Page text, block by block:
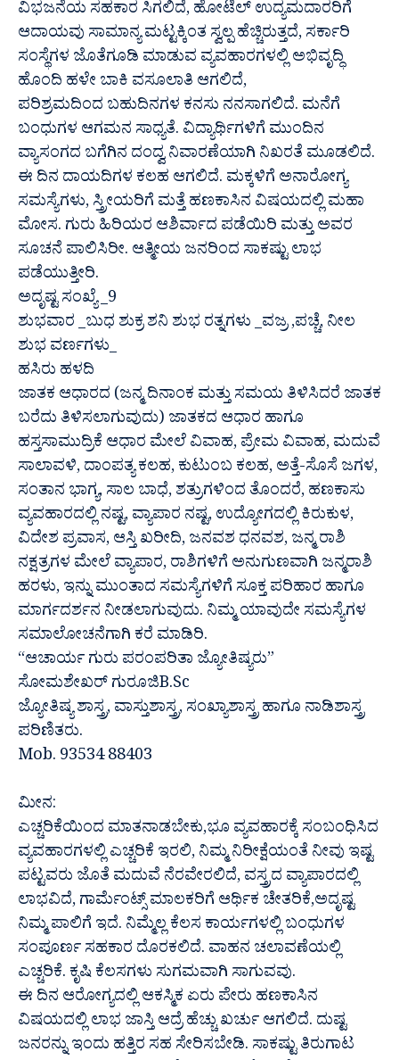
ವಿಭಜನೆಯ ಸಹಕಾರ ಸಿಗಲಿದೆ, ಹೋಟೆಲ್ ಉದ್ಯಮದಾರರಿಗೆ
ಆದಾಯವು ಸಾಮಾನ್ಯ ಮಟ್ಟಕ್ಕಿಂತ ಸ್ವಲ್ಪ ಹೆಚ್ಚಿರುತ್ತದೆ, ಸರ್ಕಾರಿ
ಸಂಸ್ಥೆಗಳ ಜೊತೆಗೂಡಿ ಮಾಡುವ ವ್ಯವಹಾರಗಳಲ್ಲಿ ಅಭಿವೃದ್ಧಿ
ಹೊಂದಿ ಹಳೇ ಬಾಕಿ ವಸೂಲಾತಿ ಆಗಲಿದೆ,
ಪರಿಶ್ರಮದಿಂದ ಬಹುದಿನಗಳ ಕನಸು ನನಸಾಗಲಿದೆ. ಮನೆಗೆ
ಬಂಧುಗಳ ಆಗಮನ ಸಾಧ್ಯತೆ. ವಿದ್ಯಾರ್ಥಿಗಳಿಗೆ ಮುಂದಿನ
ವ್ಯಾಸಂಗದ ಬಗೆಗಿನ ದಂದ್ವ ನಿವಾರಣೆಯಾಗಿ ನಿಖರತೆ ಮೂಡಲಿದೆ.
ಈ ದಿನ ದಾಯದಿಗಳ ಕಲಹ ಆಗಲಿದೆ. ಮಕ್ಕಳಿಗೆ ಅನಾರೋಗ್ಯ
ಸಮಸ್ಯೆಗಳು, ಸ್ತ್ರೀಯರಿಗೆ ಮತ್ತೆ ಹಣಕಾಸಿನ ವಿಷಯದಲ್ಲಿ ಮಹಾ
ಮೋಸ. ಗುರು ಹಿರಿಯರ ಆಶಿರ್ವಾದ ಪಡೆಯಿರಿ ಮತ್ತು ಅವರ
ಸೂಚನೆ ಪಾಲಿಸಿರೀ. ಆತ್ಮೀಯ ಜನರಿಂದ ಸಾಕಷ್ಟು ಲಾಭ
ಪಡೆಯುತ್ತೀರಿ.
ಅದೃಷ್ಟ ಸಂಖ್ಯೆ _9
ಶುಭವಾರ _ಬುಧ ಶುಕ್ರ ಶನಿ ಶುಭ ರತ್ನಗಳು _ವಜ್ರ ,ಪಚ್ಚೆ, ನೀಲ
ಶುಭ ವರ್ಣಗಳು_
ಹಸಿರು ಹಳದಿ
ಜಾತಕ ಆಧಾರದ (ಜನ್ಮ ದಿನಾಂಕ ಮತ್ತು ಸಮಯ ತಿಳಿಸಿದರೆ ಜಾತಕ
ಬರೆದು ತಿಳಿಸಲಾಗುವುದು) ಜಾತಕದ ಆಧಾರ ಹಾಗೂ
ಹಸ್ತಸಾಮುದ್ರಿಕೆ ಆಧಾರ ಮೇಲೆ ವಿವಾಹ, ಪ್ರೇಮ ವಿವಾಹ, ಮದುವೆ
ಸಾಲಾವಳಿ, ದಾಂಪತ್ಯ ಕಲಹ, ಕುಟುಂಬ ಕಲಹ, ಅತ್ತೆ-ಸೊಸೆ ಜಗಳ,
ಸಂತಾನ ಭಾಗ್ಯ, ಸಾಲ ಬಾಧೆ, ಶತ್ರುಗಳಿಂದ ತೊಂದರೆ, ಹಣಕಾಸು
ವ್ಯವಹಾರದಲ್ಲಿ ನಷ್ಟ, ವ್ಯಾಪಾರ ನಷ್ಟ, ಉದ್ಯೋಗದಲ್ಲಿ ಕಿರುಕುಳ,
ವಿದೇಶ ಪ್ರವಾಸ, ಆಸ್ತಿ ಖರೀದಿ, ಜನವಶ ಧನವಶ, ಜನ್ಮ ರಾಶಿ
ನಕ್ಷತ್ರಗಳ ಮೇಲೆ ವ್ಯಾಪಾರ, ರಾಶಿಗಳಿಗೆ ಅನುಗುಣವಾಗಿ ಜನ್ಮರಾಶಿ
ಹರಳು, ಇನ್ನು ಮುಂತಾದ ಸಮಸ್ಯೆಗಳಿಗೆ ಸೂಕ್ತ ಪರಿಹಾರ ಹಾಗೂ
ಮಾರ್ಗದರ್ಶನ ನೀಡಲಾಗುವುದು. ನಿಮ್ಮ ಯಾವುದೇ ಸಮಸ್ಯೆಗಳ
ಸಮಾಲೋಚನೆಗಾಗಿ ಕರೆ ಮಾಡಿರಿ.
“ಆಚಾರ್ಯ ಗುರು ಪರಂಪರಿತಾ ಜ್ಯೋತಿಷ್ಯರು”
ಸೋಮಶೇಖರ್ ಗುರೂಜಿB.Sc
ಜ್ಯೋತಿಷ್ಯ ಶಾಸ್ತ್ರ, ವಾಸ್ತುಶಾಸ್ತ್ರ, ಸಂಖ್ಯಾಶಾಸ್ತ್ರ ಹಾಗೂ ನಾಡಿಶಾಸ್ತ್ರ
ಪರಿಣಿತರು.
Mob. 93534 88403
ಮೀನ:
ಎಚ್ಚರಿಕೆಯಿಂದ ಮಾತನಾಡಬೇಕು,ಭೂ ವ್ಯವಹಾರಕ್ಕೆ ಸಂಬಂಧಿಸಿದ
ವ್ಯವಹಾರಗಳಲ್ಲಿ ಎಚ್ಚರಿಕೆ ಇರಲಿ, ನಿಮ್ಮ ನಿರೀಕ್ಷೆಯಂತೆ ನೀವು ಇಷ್ಟ
ಪಟ್ಟವರು ಜೊತೆ ಮದುವೆ ನೆರವೇರಲಿದೆ, ವಸ್ತ್ರದ ವ್ಯಾಪಾರದಲ್ಲಿ
ಲಾಭವಿದೆ, ಗಾರ್ಮೆಂಟ್ಸ್ ಮಾಲಕರಿಗೆ ಆರ್ಥಿಕ ಚೇತರಿಕೆ,ಅದೃಷ್ಟ
ನಿಮ್ಮ ಪಾಲಿಗೆ ಇದೆ. ನಿಮ್ಮೆಲ್ಲ ಕೆಲಸ ಕಾರ್ಯಗಳಲ್ಲಿ ಬಂಧುಗಳ
ಸಂಪೂರ್ಣ ಸಹಕಾರ ದೊರಕಲಿದೆ. ವಾಹನ ಚಲಾವಣೆಯಲ್ಲಿ
ಎಚ್ಚರಿಕೆ. ಕೃಷಿ ಕೆಲಸಗಳು ಸುಗಮವಾಗಿ ಸಾಗುವವು.
ಈ ದಿನ ಆರೋಗ್ಯದಲ್ಲಿ ಆಕಸ್ಮಿಕ ಏರು ಪೇರು ಹಣಕಾಸಿನ
ವಿಷಯದಲ್ಲಿ ಲಾಭ ಜಾಸ್ತಿ ಆದ್ರೆ ಹೆಚ್ಚು ಖರ್ಚು ಆಗಲಿದೆ. ದುಷ್ಟ
ಜನರನ್ನು ಇಂದು ಹತ್ತಿರ ಸಹ ಸೇರಿಸಬೇಡಿ. ಸಾಕಷ್ಟು ತಿರುಗಾಟ